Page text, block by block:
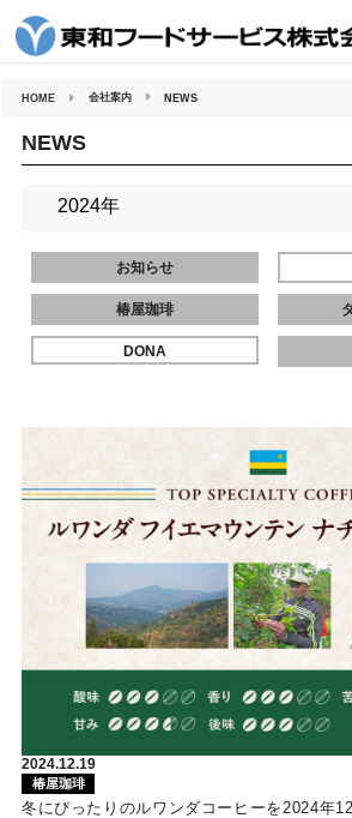
HOME 会社案内 NEWS
NEWS
お知らせ
椿屋珈琲
DONA
2024.12.19
椿屋珈琲
冬にぴったりのルワンダコーヒーを2024年